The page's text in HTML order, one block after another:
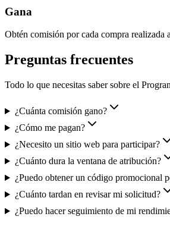
Gana
Obtén comisión por cada compra realizada
Preguntas frecuentes
Todo lo que necesitas saber sobre el
¿Cuánta comisión gano?
¿Cómo me pagan?
¿Necesito un sitio web para participar?
¿Cuánto dura la ventana de atribución?
¿Puedo obtener un código promocional
¿Cuánto tardan en revisar mi solicitud?
¿Puedo hacer seguimiento de mi